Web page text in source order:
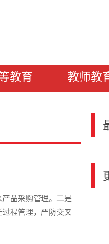
教育 教师教
品采购管理。二是
程管理，严防交叉